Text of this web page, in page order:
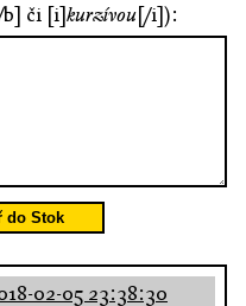
či [i]kurzívou[/i]):
do Stok
02-05 23:38:30